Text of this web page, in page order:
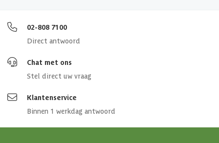
02-808 7100
Direct antwoord
Chat met ons
Stel direct uw vraag
Klantenservice
Binnen 1 werkdag antwoord